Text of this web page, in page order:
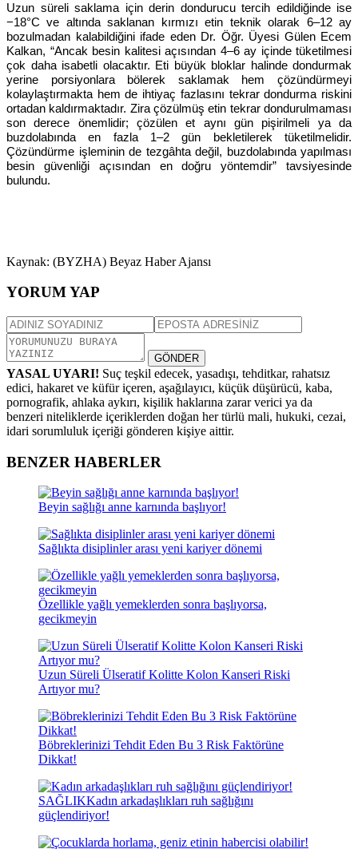
Uzun süreli saklama için derin dondurucu tercih edildiğinde ise
−18°C ve altında saklanan kırmızı etin teknik olarak 6–12 ay
bozulmadan kalabildiğini ifade eden Dr. Öğr. Üyesi Gülen Ecem
Kalkan, “Ancak besin kalitesi açısından 4–6 ay içinde tüketilmesi
çok daha isabetli olacaktır. Eti büyük bloklar halinde dondurmak
yerine porsiyonlara bölerek saklamak hem çözündürmeyi
kolaylaştırmakta hem de ihtiyaç fazlasını tekrar dondurma riskini
ortadan kaldırmaktadır. Zira çözülmüş etin tekrar dondurulmaması
son derece önemlidir; çözülen et aynı gün pişirilmeli ya da
buzdolabında en fazla 1–2 gün bekletilerek tüketilmelidir.
Çözündürme işleminin de tezgâhta değil, buzdolabında yapılması
besin güvenliği açısından en doğru yöntemdir” tavsiyesinde
bulundu.
Kaynak: (BYZHA) Beyaz Haber Ajansı
YORUM YAP
GÖNDER
YASAL UYARI! Suç teşkil edecek, yasadışı, tehditkar, rahatsız
edici, hakaret ve küfür içeren, aşağılayıcı, küçük düşürücü, kaba,
pornografik, ahlaka aykırı, kişilik haklarına zarar verici ya da
benzeri niteliklerde içeriklerden doğan her türlü mali, hukuki, cezai,
idari sorumluluk içeriği gönderen kişiye aittir.
BENZER HABERLER
Beyin sağlığı anne karnında başlıyor!
Sağlıkta disiplinler arası yeni kariyer dönemi
Özellikle yağlı yemeklerden sonra başlıyorsa,
gecikmeyin
Uzun Süreli Ülseratif Kolitte Kolon Kanseri Riski
Artıyor mu?
Böbreklerinizi Tehdit Eden Bu 3 Risk Faktörüne
Dikkat!
SAĞLIKKadın arkadaşlıkları ruh sağlığını
güçlendiriyor!